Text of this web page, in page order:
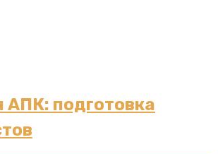
подготовка